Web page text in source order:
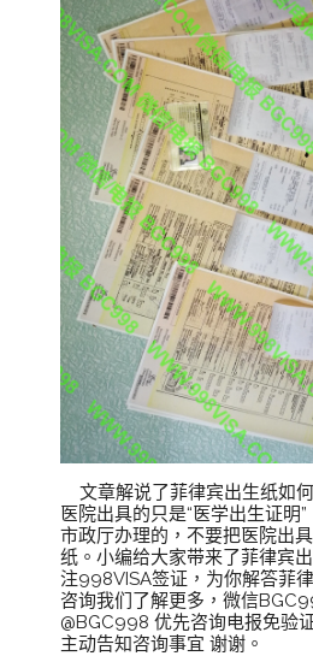
文章解说了菲律宾出生纸如
医院出具的只是“医学出生证明
市政厅办理的，不要把医院出
纸。小编给大家带来了菲律宾
注998VISA签证，为你解答菲
咨询我们了解更多，微信
@BGC998 优先咨询电报免验
主动告知咨询事宜 谢谢。